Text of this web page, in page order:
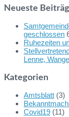
Neueste
geschlossen
Ruhezeiten
Lenne,
Kategorien
Amtsblatt (3)
Covid19 (11)